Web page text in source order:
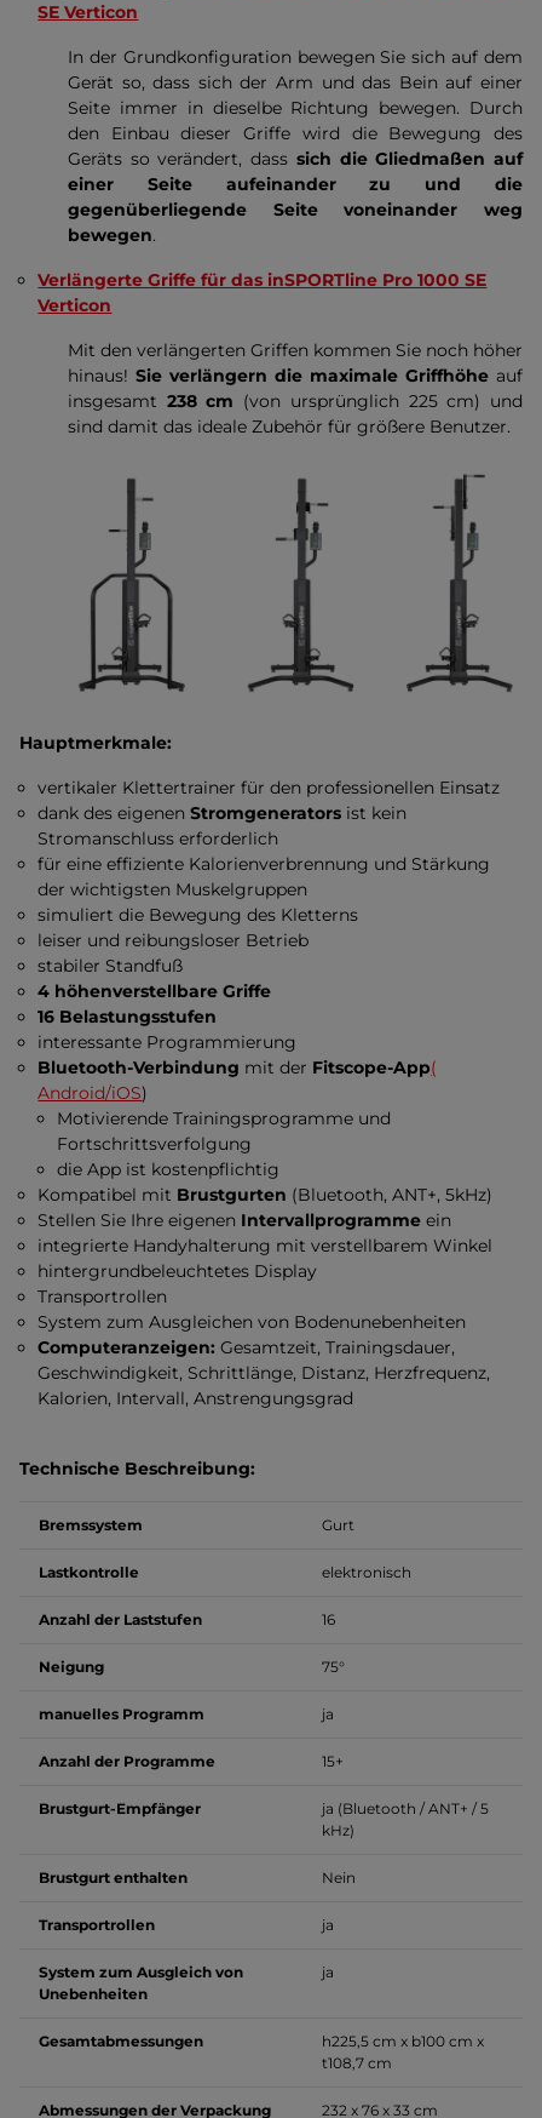
SE Verticon
In der Grundkonfiguration bewegen Sie sich auf dem
Gerät so, dass sich der Arm und das Bein auf einer
Seite immer in dieselbe Richtung bewegen. Durch
den Einbau dieser Griffe wird die Bewegung des
Geräts so verändert, dass sich die Gliedmaßen auf
einer Seite aufeinander zu und die
gegenüberliegende Seite voneinander weg
bewegen.
Verlängerte Griffe für das inSPORTline Pro 1000 SE
Verticon
Mit den verlängerten Griffen kommen Sie noch höher
hinaus! Sie verlängern die maximale Griffhöhe auf
insgesamt 238 cm (von ursprünglich 225 cm) und
sind damit das ideale Zubehör für größere Benutzer.
Hauptmerkmale:
vertikaler Klettertrainer für den professionellen Einsatz
dank des eigenenStromgenerators ist kein
Stromanschluss erforderlich
für eine effiziente Kalorienverbrennung und Stärkung
der wichtigsten Muskelgruppen
simuliert die Bewegung des Kletterns
leiser und reibungsloser Betrieb
stabiler Standfuß
4 höhenverstellbare Griffe
16 Belastungsstufen
interessante Programmierung
Bluetooth-Verbindung mit der Fitscope-App(
Android/iOS)
Motivierende Trainingsprogramme und
Fortschrittsverfolgung
die App ist kostenpflichtig
Kompatibel mit Brustgurten (Bluetooth, ANT+, 5kHz)
Stellen Sie Ihre eigenen Intervallprogramme ein
integrierte Handyhalterung mit verstellbarem Winkel
hintergrundbeleuchtetes Display
Transportrollen
System zum Ausgleichen von Bodenunebenheiten
Computeranzeigen: Gesamtzeit, Trainingsdauer,
Geschwindigkeit, Schrittlänge, Distanz, Herzfrequenz,
Kalorien, Intervall, Anstrengungsgrad
Technische Beschreibung:
Bremssystem Gurt
Lastkontrolle elektronisch
Anzahl der Laststufen 16
Neigung 75°
manuelles Programm ja
Anzahl der Programme 15+
Brustgurt-Empfänger
ja (Bluetooth / ANT+ / 5
kHz)
Brustgurt enthalten Nein
Transportrollen ja
System zum Ausgleich von
Unebenheiten
ja
Gesamtabmessungen
h225,5 cm x b100 cm x
t108,7 cm
Abmessungen der Verpackung 232 x 76 x 33 cm